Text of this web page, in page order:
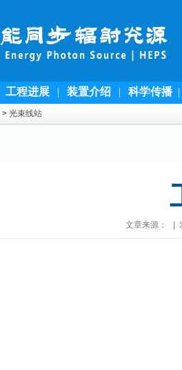
工程进展 | 装置介绍 | 科学传播
> 光束线站
文章来源： |